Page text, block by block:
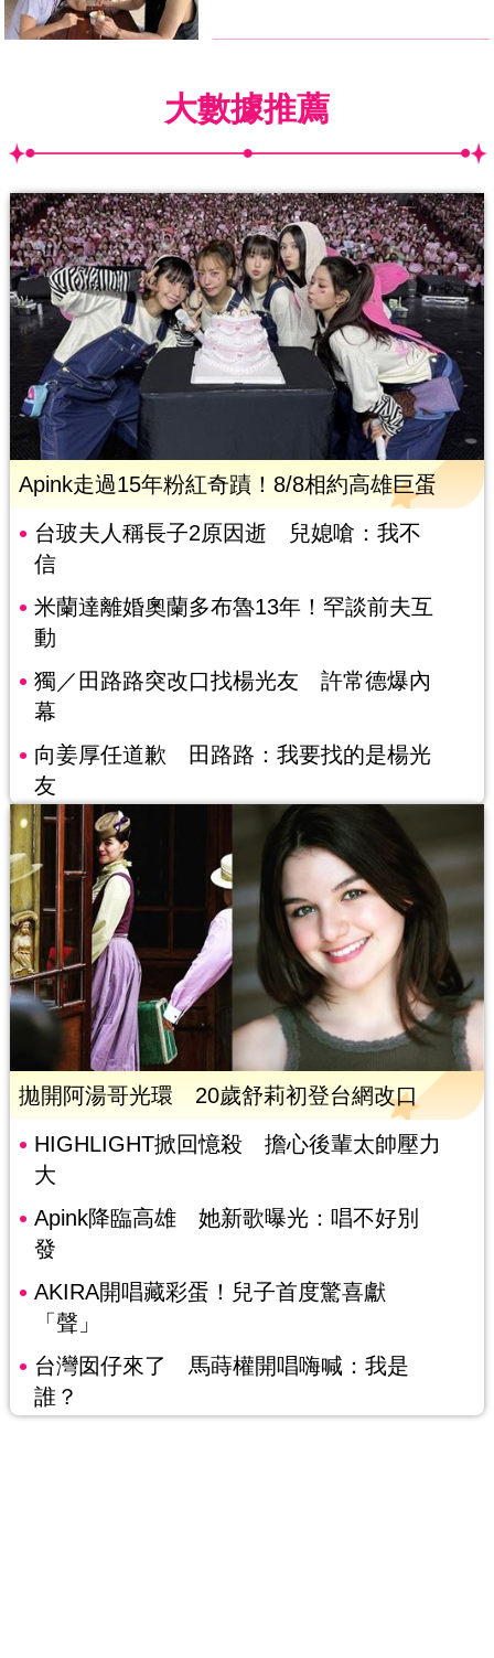
大數據推薦
Apink走過15年粉紅奇蹟！8/8相約高雄巨蛋
台玻夫人稱長子2原因逝 兒媳嗆：我不
信
米蘭達離婚奧蘭多布魯13年！罕談前夫互
動
獨／田路路突改口找楊光友 許常德爆內
幕
向姜厚任道歉 田路路：我要找的是楊光
友
拋開阿湯哥光環 20歲舒莉初登台網改口
HIGHLIGHT掀回憶殺 擔心後輩太帥壓力
大
Apink降臨高雄 她新歌曝光：唱不好別
發
AKIRA開唱藏彩蛋！兒子首度驚喜獻
「聲」
台灣囡仔來了 馬蒔權開唱嗨喊：我是
誰？